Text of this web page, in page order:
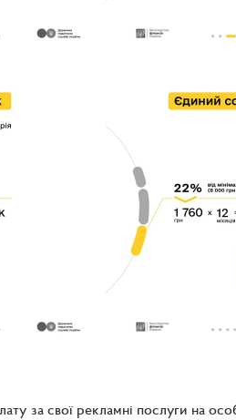
за свої рекламні послуги на